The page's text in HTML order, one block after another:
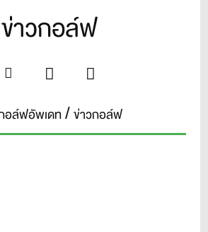
ข่าวกอล์ฟ
อล์ฟอัพเดท ข่าวกอล์ฟ